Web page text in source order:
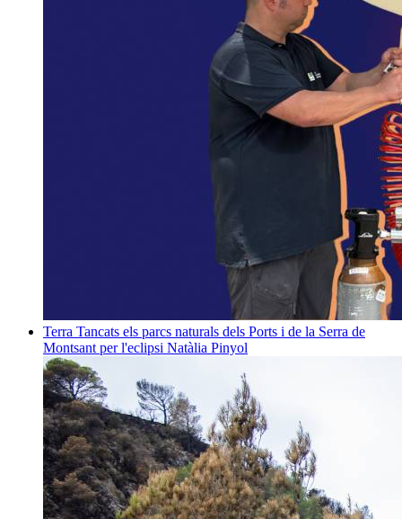
Terra Tancats els parcs naturals dels Ports i de la Serra de
Montsant per l'eclipsi Natàlia Pinyol